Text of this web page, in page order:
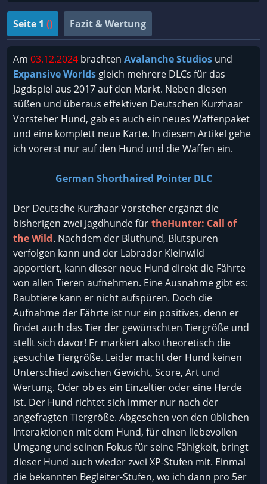
Seite 1 () Fazit & Wertung
Am 03.12.2024 brachten Avalanche Studios und
Expansive Worlds gleich mehrere DLCs für das
Jagdspiel aus 2017 auf den Markt. Neben diesen
süßen und überaus effektiven Deutschen Kurzhaar
Vorsteher Hund, gab es auch ein neues Waffenpaket
und eine komplett neue Karte. In diesem Artikel gehe
ich vorerst nur auf den Hund und die Waffen ein.
German Shorthaired Pointer DLC
Der Deutsche Kurzhaar Vorsteher ergänzt die
bisherigen zwei Jagdhunde für theHunter: Call of
the Wild. Nachdem der Bluthund, Blutspuren
verfolgen kann und der Labrador Kleinwild
apportiert, kann dieser neue Hund direkt die Fährte
von allen Tieren aufnehmen. Eine Ausnahme gibt es:
Raubtiere kann er nicht aufspüren. Doch die
Aufnahme der Fährte ist nur ein positives, denn er
findet auch das Tier der gewünschten Tiergröße und
stellt sich davor! Er markiert also theoretisch die
gesuchte Tiergröße. Leider macht der Hund keinen
Unterschied zwischen Gewicht, Score, Art und
Wertung. Oder ob es ein Einzeltier oder eine Herde
ist. Der Hund richtet sich immer nur nach der
angefragten Tiergröße. Abgesehen von den üblichen
Interaktionen mit dem Hund, für einen liebevollen
Umgang und seinen Fokus für seine Fähigkeit, bringt
dieser Hund auch wieder zwei XP-Stufen mit. Einmal
die bekannten Begleiter-Stufen, wo ich dann pro 5er